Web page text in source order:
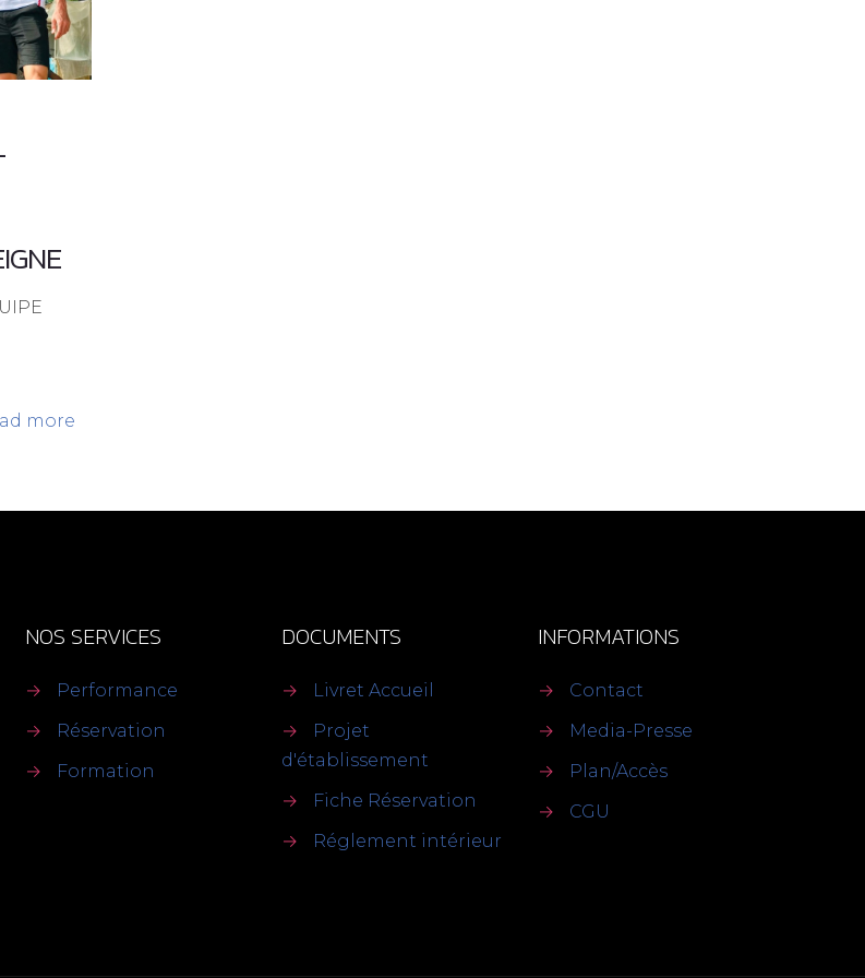
more
NOS SERVICES
→
Performance
→
Réservation
→
Formation
DOCUMENTS
→
Livret Accueil
→
Projet
d'établissement
→
Fiche Réservation
→
Réglement intérieur
INFORMATIONS
→
Contact
→
Media-Presse
→
Plan/Accès
→
CGU